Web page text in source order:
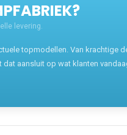
levering.
topmodellen. Van krachtige
aansluit op wat klanten